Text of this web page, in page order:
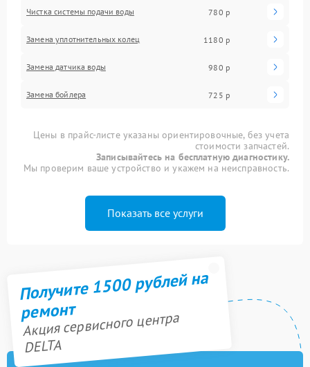
Чистка системы подачи воды 780 р
Замена уплотнительных колец 1180 р
Замена датчика воды 980 р
Замена бойлера 725 р
Цены в прайс-листе указаны ориентировочные, без учета
стоимости запчастей.
Записывайтесь на бесплатную диагностику.
Мы проверим ваше устройство и укажем на неисправность.
Показать все услуги
Получите 1500 рублей на
ремонт
Акция сервисного центра
DELTA